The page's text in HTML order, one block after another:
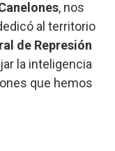
, nos
al territorio
de Represión
la inteligencia
que hemos